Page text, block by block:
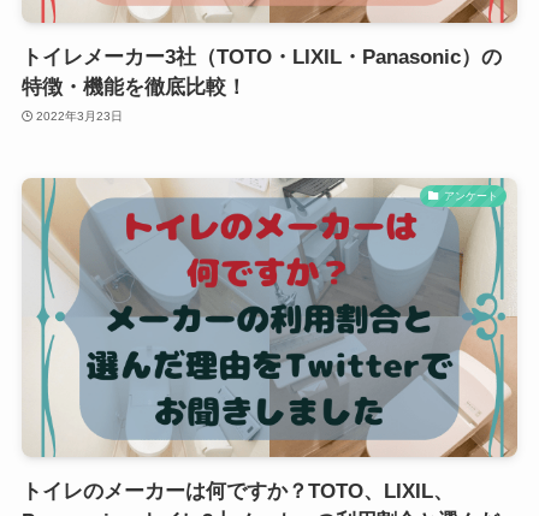
トイレメーカー3社（TOTO・LIXIL・Panasonic）の
特徴・機能を徹底比較！
2022年3月23日
アンケート
トイレのメーカーは何ですか？TOTO、LIXIL、